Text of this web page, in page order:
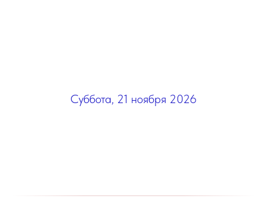
Суббота, 21 ноября 2026